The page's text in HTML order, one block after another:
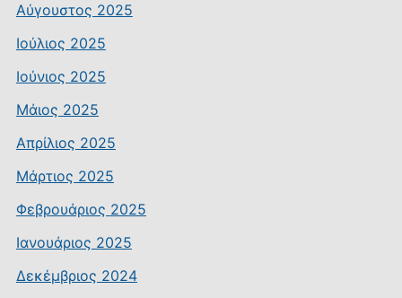
Αύγουστος 2025
Ιούλιος 2025
Ιούνιος 2025
Μάιος 2025
Απρίλιος 2025
Μάρτιος 2025
Φεβρουάριος 2025
Ιανουάριος 2025
Δεκέμβριος 2024